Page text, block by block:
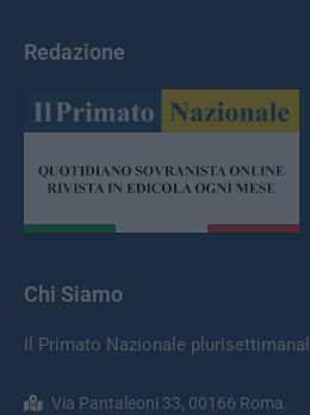
Redazione
Chi Siamo
Il Primato Nazionale
Via Pantaleoni 33, 00166 Roma.